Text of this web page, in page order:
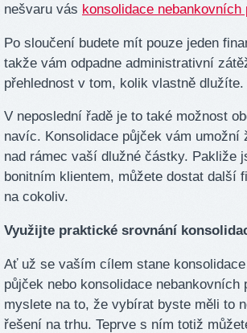
nešvaru vás konsolidace nebankovních
Po sloučení budete mít pouze jeden
takže vám odpadne administrativní
přehlednost v tom, kolik vlastně dlužíte.
V neposlední řadě je to také možnost
navíc. Konsolidace půjček vám umožní
nad rámec vaší dlužné částky. Pakliže
bonitním klientem, můžete dostat další
na cokoliv.
Využijte praktické srovnání
Ať už se vaším cílem stane
půjček nebo konsolidace nebankovních
myslete na to, že vybírat byste měli to
řešení na trhu. Teprve s ním totiž